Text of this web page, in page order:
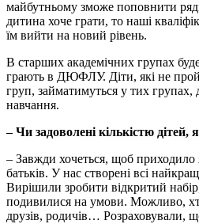
майбутньому зможе поповнити
дитина хоче грати, то наші
їм вийти на новий рівень.
В старших академічних групах
грають в ДЮФЛУ. Діти, які не
груп, займатимуться у тих групах,
навчання.
– Чи задоволені кількістю дітей,
– Завжди хочеться, щоб приходило
батьків. У нас створені всі
Вирішили зробити відкритий
подивилися на умови. Можливо,
друзів, родичів… Розраховували,